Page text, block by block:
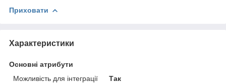
Приховати
Характеристики
Основні атрибути
Можливість для інтеграції
Так